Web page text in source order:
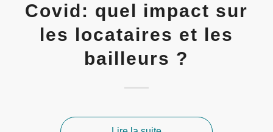
Covid: quel impact sur
les locataires et les
bailleurs ?